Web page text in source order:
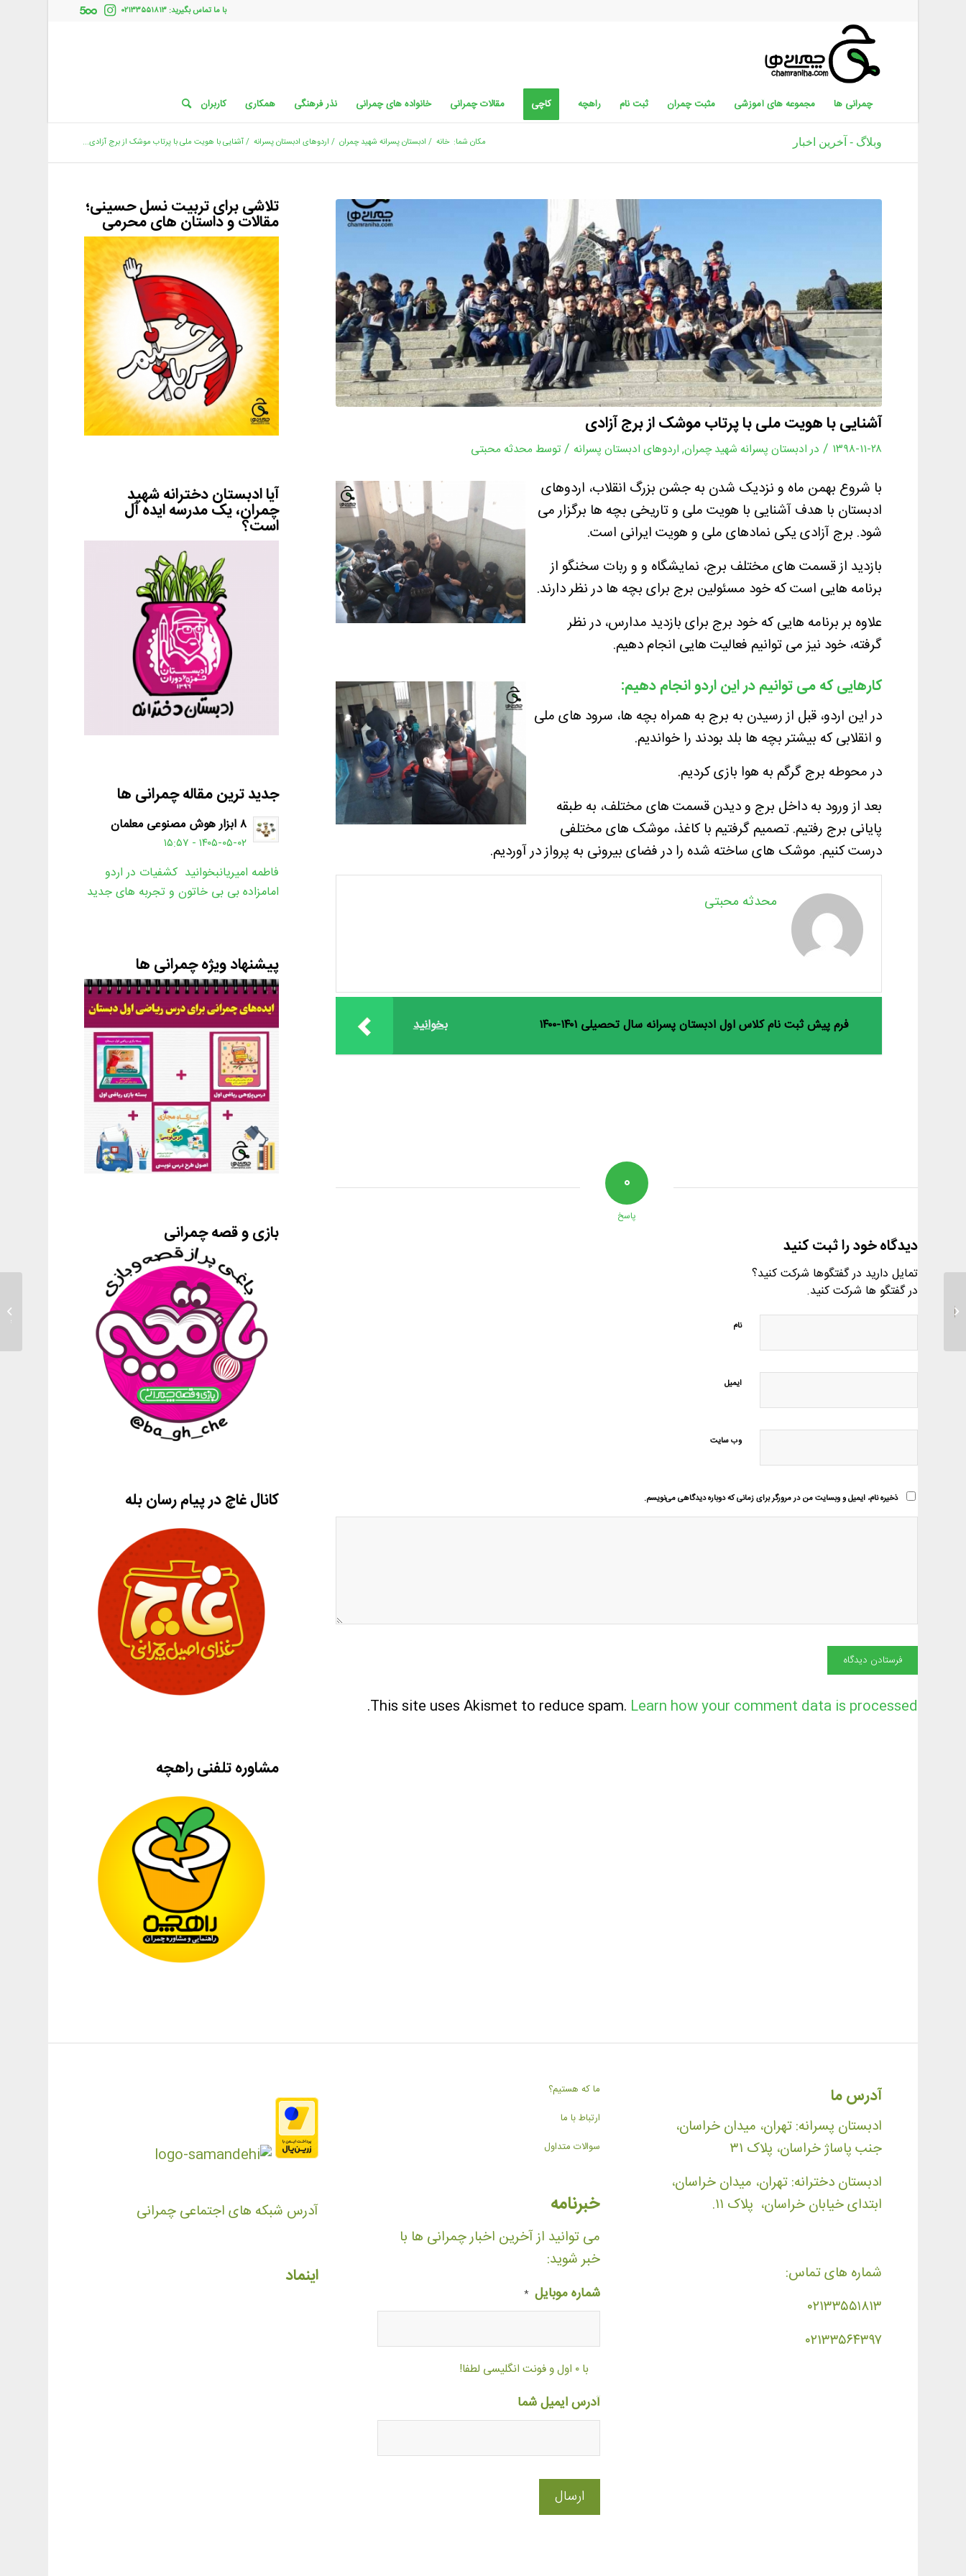
با ما تماس بگیرید: ۰۲۱۳۳۵۵۱۸۱۳
چمرانی ها مجموعه های آموزشی مثبت چمران ثبت نام راهچه کاچی مقالات چمرانی خانواده های چمرانی نذر فرهنگی همکاری کاربران
وبلاگ - آخرین اخبار مکان شما: خانه / ادبستان پسرانه شهید چمران / اردوهای ادبستان پسرانه /آشنایی با هویت ملی با پرتاب موشک از برج آزادی...
آشنایی با هویت ملی با پرتاب موشک از برج آزادی
۱۳۹۸-۱۱-۲۸ / در ادبستان پسرانه شهید چمران, اردوهای ادبستان پسرانه / توسط محدثه محبتی
با شروع بهمن ماه و نزدیک شدن به جشن بزرگ انقلاب، اردوهای
ادبستان با هدف آشنایی با هویت ملی و تاریخی بچه ها برگزار می
شود. برج آزادی یکی نمادهای ملی و هویت ایرانی است.
بازدید از قسمت های مختلف برج، نمایشگاه و و ربات سخنگو از
برنامه هایی است که خود مسئولین برج برای بچه ها در نظر دارند.
علاوه بر برنامه هایی که خود برج برای بازدید مدارس، در نظر
گرفته، خود نیز می توانیم فعالیت هایی انجام دهیم.
کارهایی که می توانیم در این اردو انجام دهیم:
در این اردو، قبل از رسیدن به برج به همراه بچه ها، سرود های ملی
و انقلابی که بیشتر بچه ها بلد بودند را خواندیم.
در محوطه برج گرگم به هوا بازی کردیم.
بعد از ورود به داخل برج و دیدن قسمت های مختلف، به طبقه
پایانی برج رفتیم. تصمیم گرفتیم با کاغذ، موشک های مختلفی
درست کنیم. موشک های ساخته شده را در فضای بیرونی به پرواز در آوردیم.
محدثه محبتی
بخوانید فرم پیش ثبت نام کلاس اول ادبستان پسرانه سال تحصیلی ۱۴۰۱-۱۴۰۰
۰
پاسخ
دیدگاه خود را ثبت کنید
تمایل دارید در گفتگوها شرکت کنید؟
در گفتگو ها شرکت کنید.
نام
ایمیل
وب‌ سایت
ذخیره نام، ایمیل و وبسایت من در مرورگر برای زمانی که دوباره دیدگاهی می‌نویسم.
This site uses Akismet to reduce spam. Learn how your comment data is processed
.
تلاشی برای تربیت نسل حسینی؛
مقالات و داستان های محرمی
آیا ادبستان دخترانه شهید
چمران، یک مدرسه ایده آل
است؟
جدید ترین مقاله چمرانی ها
۸ ابزار هوش مصنوعی معلمان
۱۴۰۵-۰۵-۰۲ - ۱۵:۵۷
فاطمه امیریانبخوانید کشفیات در اردو
امامزاده بی بی خاتون و تجربه های جدید
پیشنهاد ویژه چمرانی ها
بازی و قصه چمرانی
کانال غاچ در پیام رسان بله
مشاوره تلفنی راهچه
آدرس ما
ادبستان پسرانه: تهران، میدان خراسان،
جنب پاساژ خراسان، پلاک ۳۱
ادبستان دخترانه: تهران، میدان خراسان،
ابتدای خیابان خراسان، پلاک ۱۱.
شماره های تماس:
۰۲۱۳۳۵۵۱۸۱۳
۰۲۱۳۳۵۶۴۳۹۷
ما که هستیم؟
ارتباط با ما
سوالات متداول
خبرنامه
می توانید از آخرین اخبار چمرانی ها با
خبر شوید:
شماره موبایل *
با ۰ اول و فونت انگلیسی لطفا!
آدرس ایمیل شما
آدرس شبکه های اجتماعی چمرانی
اینماد
ایجاد انگیزه های دینی در
کودکان با کتیبه های جشن